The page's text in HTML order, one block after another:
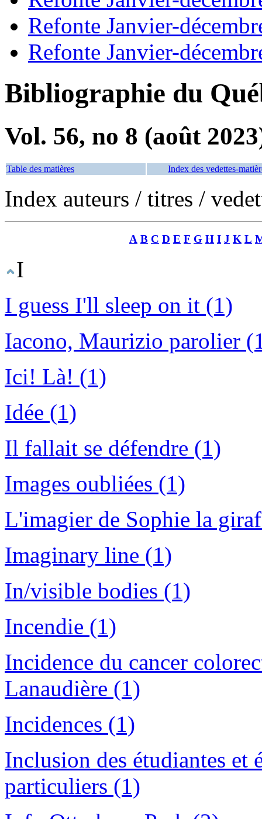
Refonte Janvier-
Refonte Janvier-
Bibliographie du
Vol. 56, no 8 (août
Table des matières Index des vedettes-
Index auteurs / titres /
A B C D E F G H I J K L
I
I guess I'll sleep on it (1)
Iacono, Maurizio parolier
Ici! Là! (1)
Idée (1)
Il fallait se défendre (1)
Images oubliées (1)
L'imagier de Sophie la
Imaginary line (1)
In/visible bodies (1)
Incendie (1)
Incidence du cancer
Lanaudière (1)
Incidences (1)
Inclusion des étudiantes et
particuliers (1)